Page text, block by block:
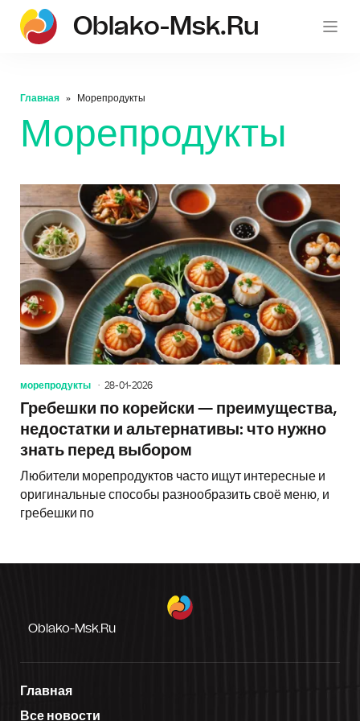
Oblako-Msk.ru
Главная Морепродукты
Морепродукты
морепродукты 28-01-2026
Гребешки по корейски — преимущества,
недостатки и альтернативы: что нужно
знать перед выбором
Любители морепродуктов часто ищут интересные и
оригинальные способы разнообразить своё меню, и
гребешки по
Oblako-Msk.ru
Главная
Все новости